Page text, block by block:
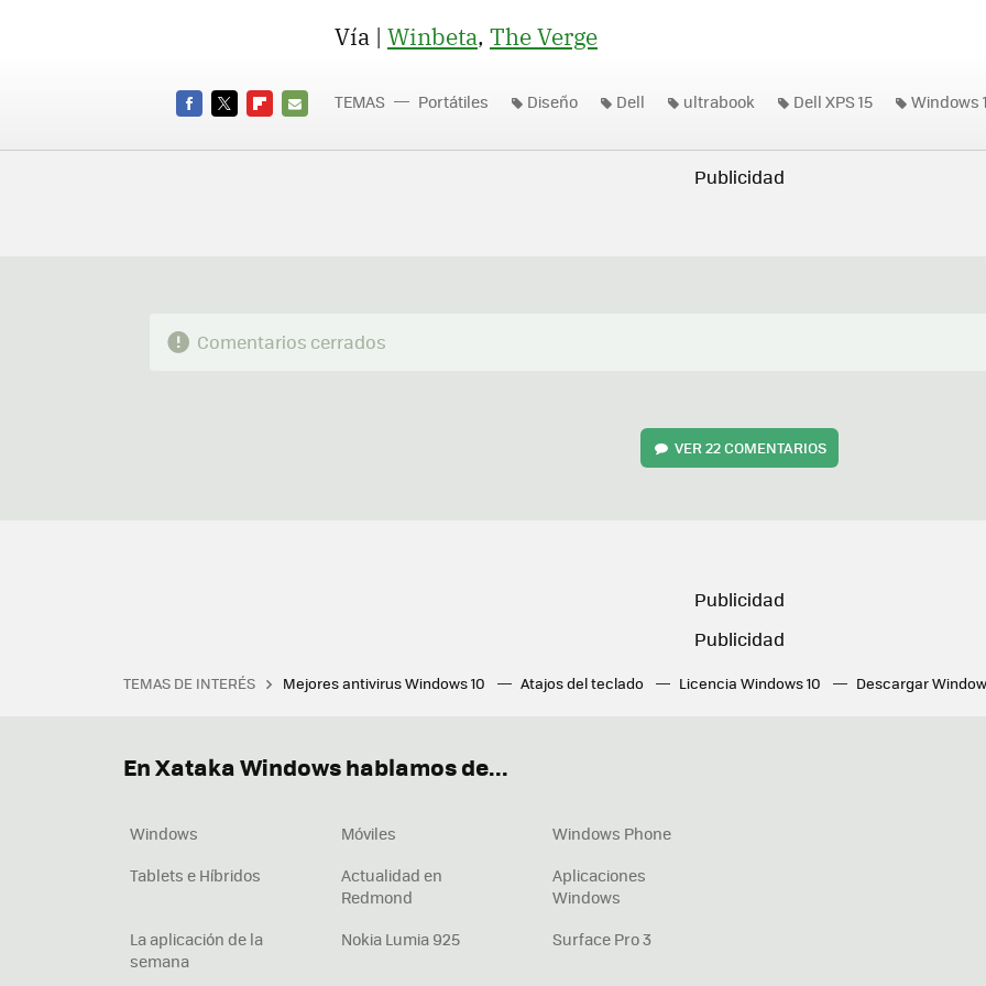
Vía | Winbeta, The Verge
MAIL
TEMAS Portátiles Diseño Dell ultrabook Dell XPS 15 Windows
Comentarios cerrados
VER22 COMENTARIOS
TEMAS DE INTERÉS Mejores antivirus Windows 10 Atajos del teclado Licencia Windows 10
Descargar
En Xataka Windows hablamos de...
Windows Móviles
Windows Phone
Tablets e Híbridos
Actualidad en
Redmond
Aplicaciones
Windows
La aplicación de la
semana
Nokia Lumia 925 Surface Pro 3